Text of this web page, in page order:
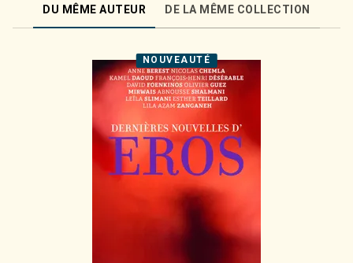
DU MÊME AUTEUR DE LA MÊME COLLECTION
NOUVEAUTÉ